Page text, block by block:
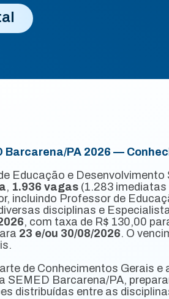
Barcarena/PA 2026 —
Educação e
, 1.936 vagas (1.283
incluindo Professor de
disciplinas e
, com taxa de R$ 130,00
23 e/ou 30/08/2026. O
de Conhecimentos Gerais e
SEMED Barcarena/PA,
distribuídas entre as